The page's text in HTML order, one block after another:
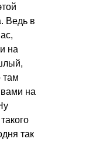
Ведь в
на
там
на
так